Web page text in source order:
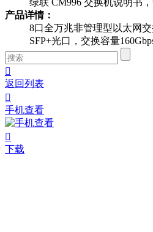
绿联 CM996 交换机说明书
产品详情：
8口全万兆非管理型以太网
SFP+光口，交换容量

返回列表

手机查看

下载